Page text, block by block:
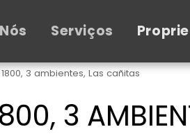
Serviços
3 ambientes, Las cañitas
3